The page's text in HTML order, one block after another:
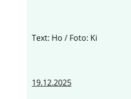
Text: Ho / Foto: Ki
19.12.2025